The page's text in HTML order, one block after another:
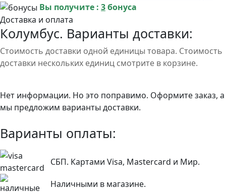
Вы получите : 3бонуса
Доставка и оплата
Колумбус. Варианты доставки:
Стоимость доставки одной единицы товара. Стоимость
доставки нескольких единиц смотрите в корзине.
Нет информации. Но это поправимо. Оформите заказ, а
мы предложим варианты доставки.
Варианты оплаты:
СБП. Картами Visa, Mastercard и Мир.
Наличными в магазине.